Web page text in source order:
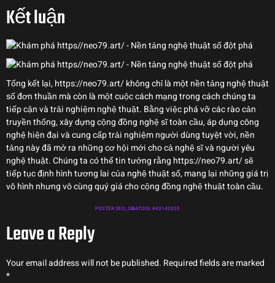
Kết luận
Tổng kết lại, https://neo79.art/ không chỉ là một nền tảng nghệ thuật
số đơn thuần mà còn là một cuộc cách mạng trong cách chúng ta
tiếp cận và trải nghiệm nghệ thuật. Bằng việc phá vỡ các rào cản
truyền thống, xây dựng cộng đồng nghệ sĩ toàn cầu, áp dụng công
nghệ hiện đại và cung cấp trải nghiệm người dùng tuyệt vời, nền
tảng này đã mở ra những cơ hội mới cho cả nghệ sĩ và người yêu
nghệ thuật. Chúng ta có thể tin tưởng rằng https://neo79.art/ sẽ
tiếp tục định hình tương lai của nghệ thuật số, mang lại những giá trị
vô hình nhưng vô cùng quý giá cho cộng đồng nghệ thuật toàn cầu.
POSTER SEO_SIBATOOL #43142025
Leave a Reply
Your email address will not be published. Required fields are marked
*